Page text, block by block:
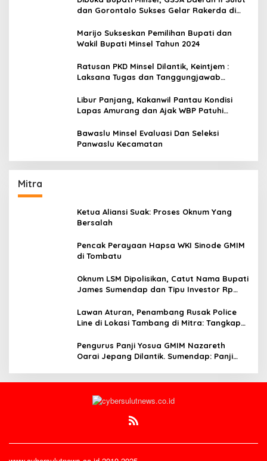
dan Gorontalo Sukses Gelar Rakerda di
Marijo Sukseskan Pemilihan Bupati dan
Wakil Bupati Minsel Tahun 2024
Ratusan PKD Minsel Dilantik, Keintjem :
Laksana Tugas dan Tanggungjawab
Libur Panjang, Kakanwil Pantau Kondisi
Lapas Amurang dan Ajak WBP Patuhi
Bawaslu Minsel Evaluasi Dan Seleksi
Panwaslu Kecamatan
Mitra
Ketua Aliansi Suak: Proses Oknum Yang
Bersalah
Pencak Perayaan Hapsa WKI Sinode GMIM
di Tombatu
Oknum LSM Dipolisikan, Catut Nama Bupati
James Sumendap dan Tipu Investor Rp
Lawan Aturan, Penambang Rusak Police
Line di Lokasi Tambang di Mitra: Tangkap
Pengurus Panji Yosua GMIM Nazareth
Oarai Jepang Dilantik. Sumendap: Panji